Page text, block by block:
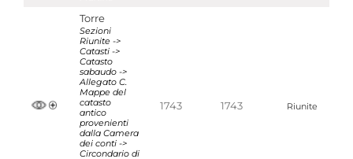
Torre
Sezioni
Riunite ->
Catasti ->
Catasto
sabaudo ->
Allegato C.
Mappe del
catasto
antico
provenienti
dalla Camera
dei conti ->
Circondario di
1743 1743 Riunite